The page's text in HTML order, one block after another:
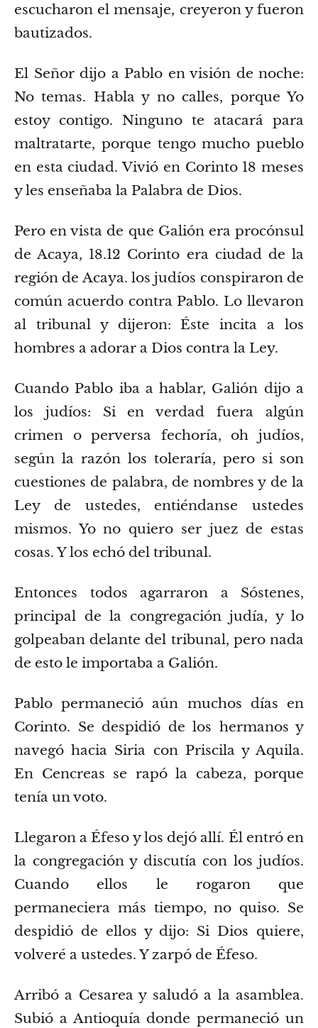
escucharon el mensaje, creyeron y fueron
bautizados.
El Señor dijo a Pablo en visión de noche:
No temas. Habla y no calles, porque Yo
estoy contigo. Ninguno te atacará para
maltratarte, porque tengo mucho pueblo
en esta ciudad.Vivió en Corinto 18 meses
y les enseñaba la Palabra de Dios.
Pero en vista de que Galión era procónsul
de Acaya, 18.12 Corinto era ciudad de la
región de Acaya. los judíos conspiraron de
común acuerdo contra Pablo. Lo llevaron
al tribunal y dijeron: Éste incita a los
hombres a adorar a Dios contra la Ley.
Cuando Pablo iba a hablar, Galión dijo a
los judíos: Si en verdad fuera algún
crimen o perversa fechoría, oh judíos,
según la razón los toleraría, pero si son
cuestiones de palabra, de nombres y de la
Ley de ustedes, entiéndanse ustedes
mismos. Yo no quiero ser juez de estas
cosas. Y los echó del tribunal.
Entonces todos agarraron a Sóstenes,
principal de la congregación judía, y lo
golpeaban delante del tribunal, pero nada
de esto le importaba a Galión.
Pablo permaneció aún muchos días en
Corinto. Se despidió de los hermanos y
navegó hacia Siria con Priscila y Aquila.
En Cencreas se rapó la cabeza, porque
tenía un voto.
Llegaron a Éfeso y los dejó allí. Él entró en
la congregación y discutía con los judíos.
Cuando ellos le rogaron que
permaneciera más tiempo, no quiso. Se
despidió de ellos y dijo: Si Dios quiere,
volveré a ustedes. Y zarpó de Éfeso.
Arribó a Cesarea y saludó a la asamblea.
Subió a Antioquía donde permaneció un